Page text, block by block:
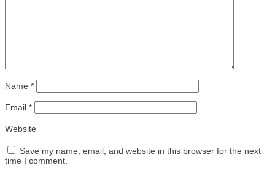
Name *
Email *
Website
Save my name, email, and website in this browser for the next
time I comment.